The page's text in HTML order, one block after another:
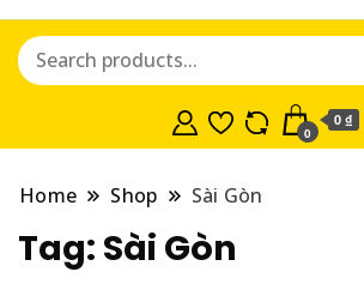
0
0 ₫
Home Shop Sài Gòn
Tag: Sài Gòn